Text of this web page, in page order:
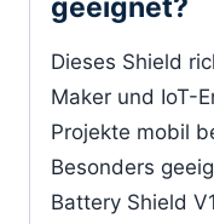
geeignet?
Dieses Shield
Maker und IoT-
Projekte mobil
Besonders
Battery Shield